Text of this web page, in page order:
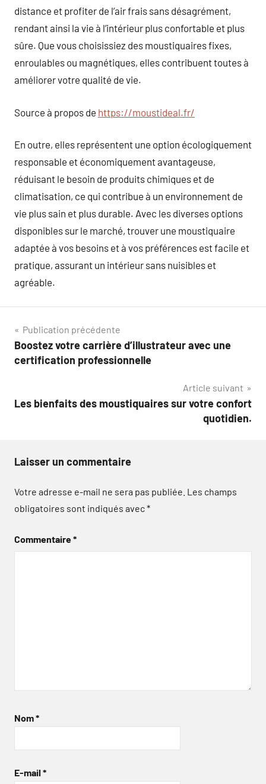
distance et profiter de l’air frais sans désagrément,
rendant ainsi la vie à l’intérieur plus confortable et plus
sûre. Que vous choisissiez des moustiquaires fixes,
enroulables ou magnétiques, elles contribuent toutes à
améliorer votre qualité de vie.
Source à propos de https://moustideal.fr/
En outre, elles représentent une option écologiquement
responsable et économiquement avantageuse,
réduisant le besoin de produits chimiques et de
climatisation, ce qui contribue à un environnement de
vie plus sain et plus durable. Avec les diverses options
disponibles sur le marché, trouver une moustiquaire
adaptée à vos besoins et à vos préférences est facile et
pratique, assurant un intérieur sans nuisibles et
agréable.
Navigation
de
Publication précédente
Boostez votre carrière d’illustrateur avec une
certification professionnelle
Article suivant
Les bienfaits des moustiquaires sur votre confort
quotidien.
Laisser un commentaire
Votre adresse e-mail ne sera pas publiée. Les champs
obligatoires sont indiqués avec*
Commentaire*
Nom*
E-mail *